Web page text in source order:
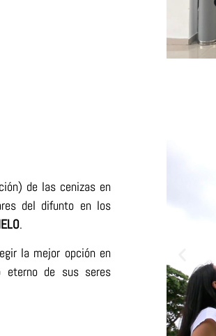
de las cenizas en
del difunto en los
.
la mejor opción en
eterno de sus seres